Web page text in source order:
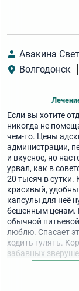
Авакина
Волгодонск
Если вы хотите
никогда не
чем-то. Цены
администрации,
и вкусное, но
урвал, как в
20 тысяч в сутки.
красивый,
капсулы для неё
бешенным ценам.
обычной
люблю. Спасает
ходить гулять.
забавных
поплавать
сами, посещать